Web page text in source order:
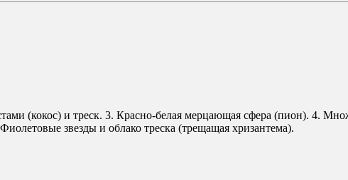
(кокос) и треск. 3. Красно-белая мерцающая сфера (пион). 4.
звезды и облако треска (трещащая хризантема).